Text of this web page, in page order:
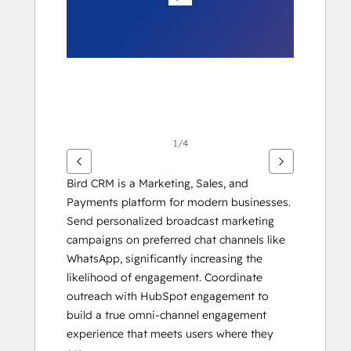
1/4
Bird CRM is a Marketing, Sales, and
Payments platform for modern businesses.
Send personalized broadcast marketing
campaigns on preferred chat channels like
WhatsApp, significantly increasing the
likelihood of engagement. Coordinate
outreach with HubSpot engagement to
build a true omni-channel engagement
experience that meets users where they